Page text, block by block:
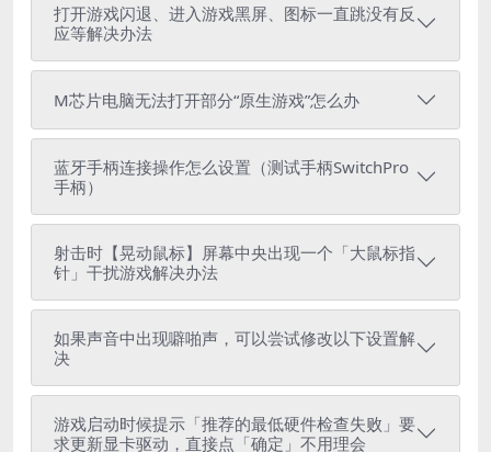
打开游戏闪退、进入游戏黑屏、图标一直跳没有反
应等解决办法
M芯片电脑无法打开部分“原生游戏”怎么办
蓝牙手柄连接操作怎么设置（测试手柄SwitchPro
手柄）
射击时【晃动鼠标】屏幕中央出现一个「大鼠标指
针」干扰游戏解决办法
如果声音中出现噼啪声，可以尝试修改以下设置解
决
游戏启动时候提示「推荐的最低硬件检查失败」要
求更新显卡驱动，直接点「确定」不用理会